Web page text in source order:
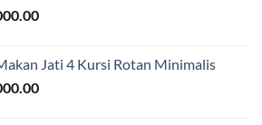
Jati 4 Kursi Rotan Minimalis